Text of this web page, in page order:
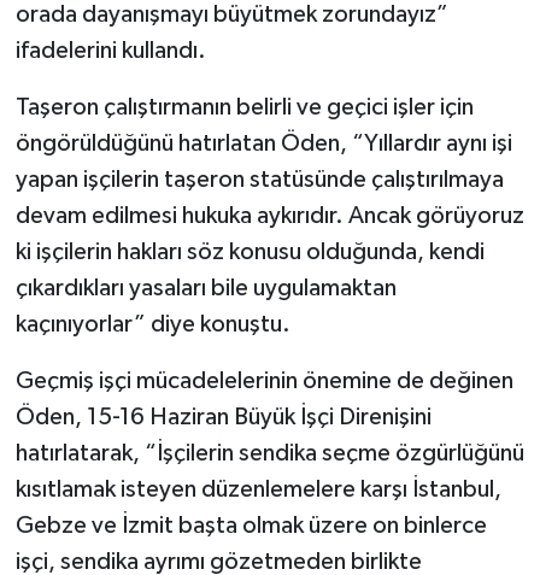
orada dayanışmayı büyütmek zorundayız”
ifadelerini kullandı.
Taşeron çalıştırmanın belirli ve geçici işler için
öngörüldüğünü hatırlatan Öden, “Yıllardır aynı işi
yapan işçilerin taşeron statüsünde çalıştırılmaya
devam edilmesi hukuka aykırıdır. Ancak görüyoruz
ki işçilerin hakları söz konusu olduğunda, kendi
çıkardıkları yasaları bile uygulamaktan
kaçınıyorlar” diye konuştu.
Geçmiş işçi mücadelelerinin önemine de değinen
Öden, 15-16 Haziran Büyük İşçi Direnişini
hatırlatarak, “İşçilerin sendika seçme özgürlüğünü
kısıtlamak isteyen düzenlemelere karşı İstanbul,
Gebze ve İzmit başta olmak üzere on binlerce
işçi, sendika ayrımı gözetmeden birlikte